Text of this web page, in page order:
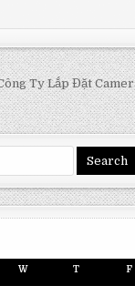
Ty Lắp Đặt
W T F